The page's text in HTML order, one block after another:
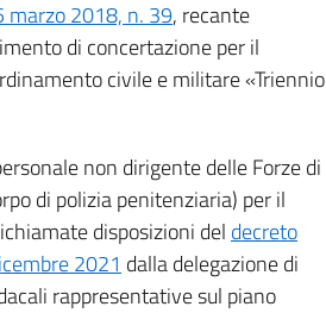
marzo 2018, n. 39, recante
di concertazione per il
civile e militare «Triennio
non dirigente delle Forze di
di polizia penitenziaria) per il
disposizioni del decreto
2021 dalla delegazione di
rappresentative sul piano